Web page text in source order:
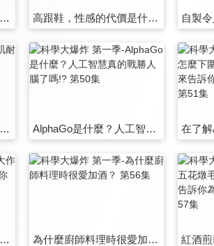
蛋黃是最天然的乳化劑？原理一次大解析 第43集 高跟鞋，性感的代價是什麼？ 第44集
強化肌耐力，跟鐵腿說掰掰 第49集 AlphaGo是什麼？人工智慧真的戰勝人腦了嗎!? 第50集
夏日大作戰：埃及斑蚊準備好了，但你準備好了嗎? 第55集 為什麼廚師料理時很愛加酒？ 第56集